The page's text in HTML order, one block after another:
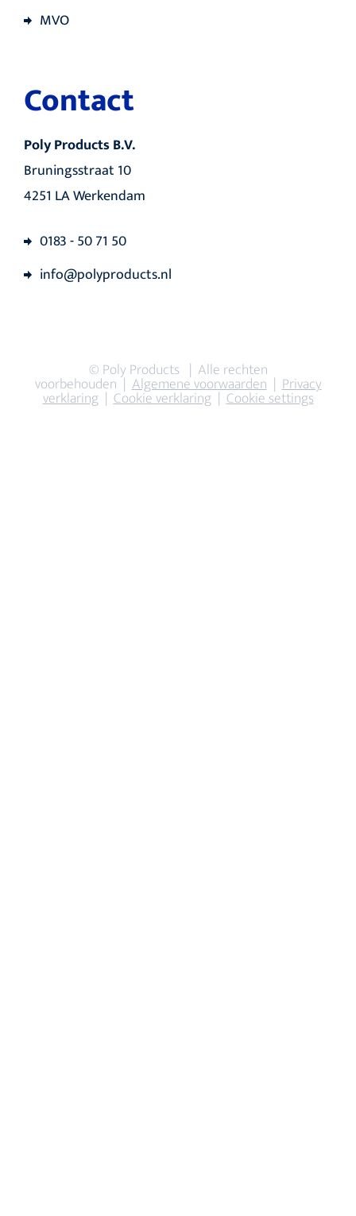
MVO
Contact
Poly Products B.V.
Bruningsstraat 10
4251 LA Werkendam
0183 - 50 71 50
info@polyproducts.nl
© Poly Products | Alle rechten
voorbehouden |Algemene voorwaarden|Privacy
verklaring|Cookie verklaring|Cookie settings